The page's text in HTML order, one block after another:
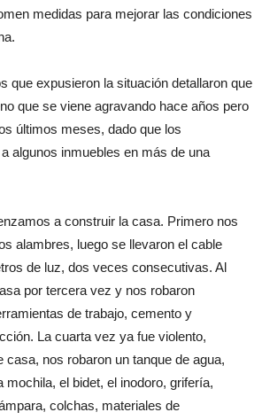
medidas para mejorar las condiciones
que expusieron la situación detallaron que
que se viene agravando hace años pero
últimos meses, dado que los
algunos inmuebles en más de una
a construir la casa. Primero nos
alambres, luego se llevaron el cable
de luz, dos veces consecutivas. Al
por tercera vez y nos robaron
de trabajo, cemento y
La cuarta vez ya fue violento,
casa, nos robaron un tanque de agua,
mochila, el bidet, el inodoro, grifería,
colchas, materiales de